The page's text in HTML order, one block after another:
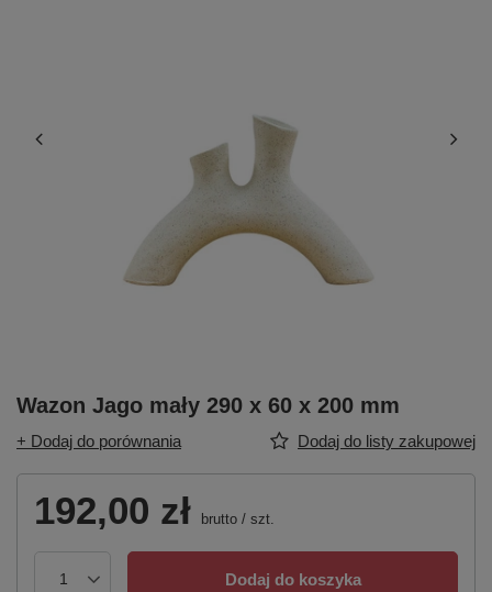
Wazon Jago mały 290 x 60 x 200 mm
+ Dodaj do porównania Dodaj do listy zakupowej
192,00 zł brutto / szt.
Dodaj do koszyka